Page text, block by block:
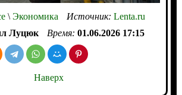
\Экономика Источник: Lenta.ru
Луцюк Время: 01.06.2026 17:15
Наверх